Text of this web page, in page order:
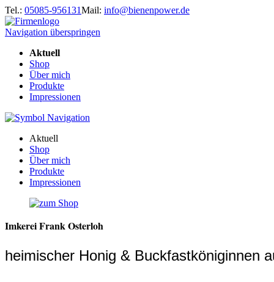
Tel.: 05085-956131Mail: info@bienenpower.de
Navigation überspringen
Aktuell
Shop
Über mich
Produkte
Impressionen
Aktuell
Shop
Über mich
Produkte
Impressionen
ImkereiFrank Osterloh
heimischer Honig & Buckfastköniginnen